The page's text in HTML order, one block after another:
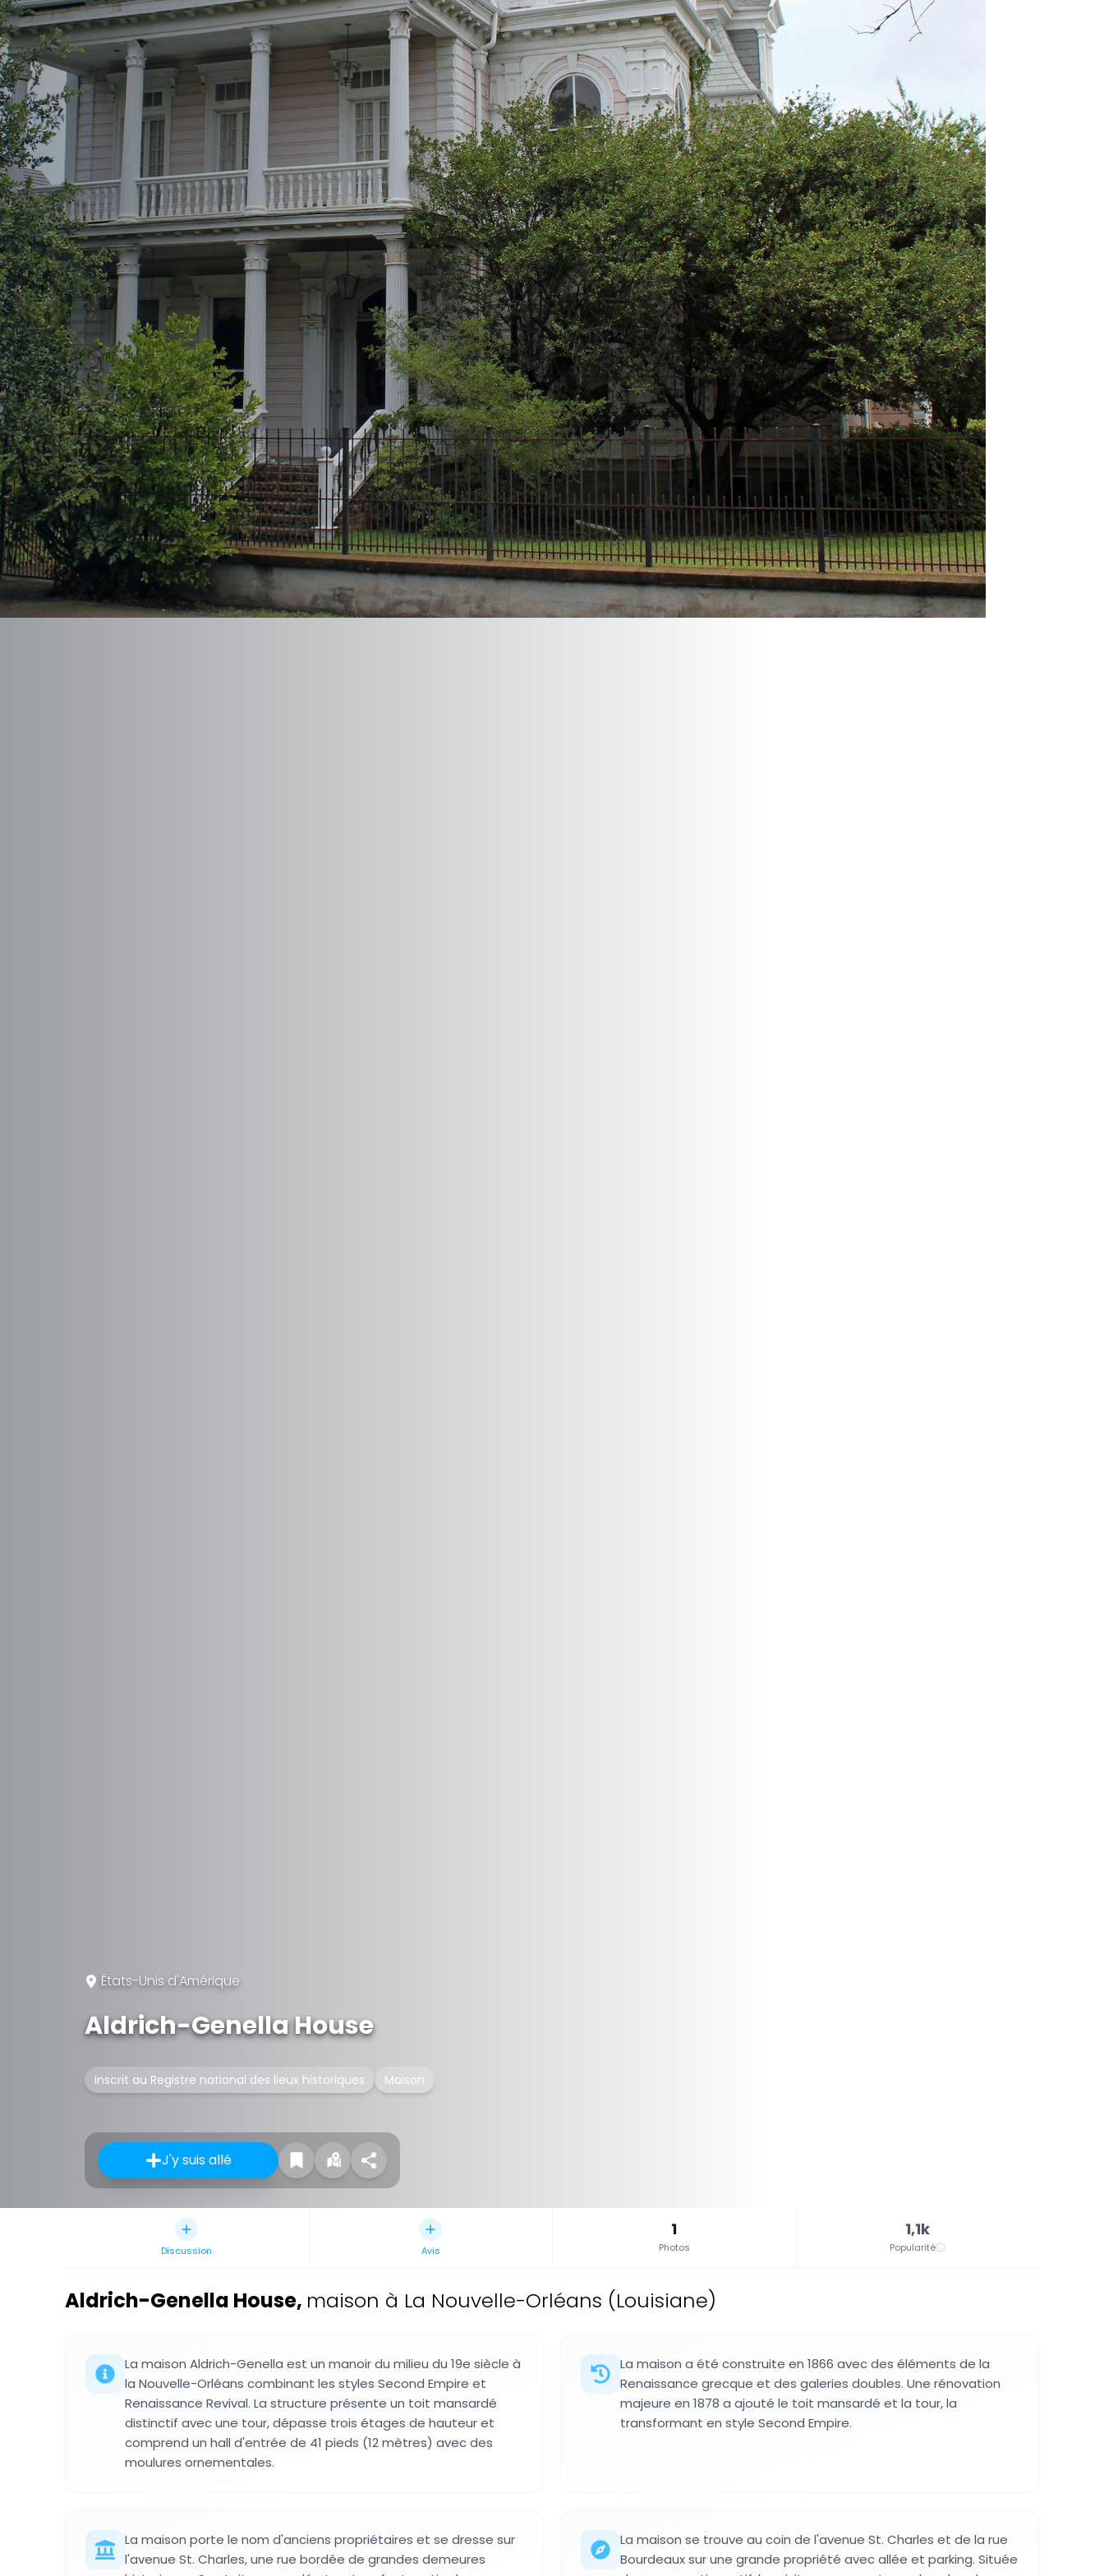
États-Unis d'Amérique
Aldrich-Genella House
Inscrit au Registre national des lieux historiques Maison
J'y suis allé
Discussion Avis
1
Photos
1,1k
Popularité
Aldrich-Genella House, maison à La Nouvelle-Orléans (Louisiane)
La maison Aldrich-Genella est un manoir du milieu du 19e siècle à
la Nouvelle-Orléans combinant les styles Second Empire et
Renaissance Revival. La structure présente un toit mansardé
distinctif avec une tour, dépasse trois étages de hauteur et
comprend un hall d'entrée de 41 pieds (12 mètres) avec des
moulures ornementales.
La maison a été construite en 1866 avec des éléments de la
Renaissance grecque et des galeries doubles. Une rénovation
majeure en 1878 a ajouté le toit mansardé et la tour, la
transformant en style Second Empire.
La maison porte le nom d'anciens propriétaires et se dresse sur
l'avenue St. Charles, une rue bordée de grandes demeures
La maison se trouve au coin de l'avenue St. Charles et de la rue
Bourdeaux sur une grande propriété avec allée et parking. Située